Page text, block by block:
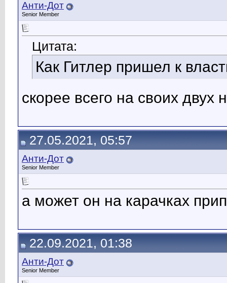
Анти-Дот
Senior Member
Цитата:
Как Гитлер пришел к
скорее всего на своих двух
27.05.2021, 05:57
Анти-Дот
Senior Member
а может он на карачках
22.09.2021, 01:38
Анти-Дот
Senior Member